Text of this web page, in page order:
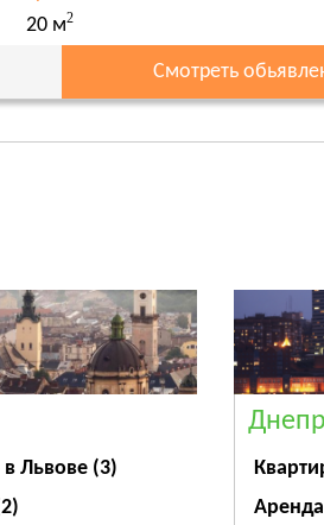
20 м2
Смотреть
Львове (3)
Днепр